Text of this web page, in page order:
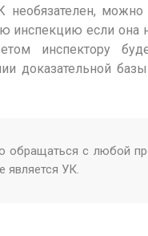
необязателен,
если она
инспектору
доказательной
с любой
является УК.